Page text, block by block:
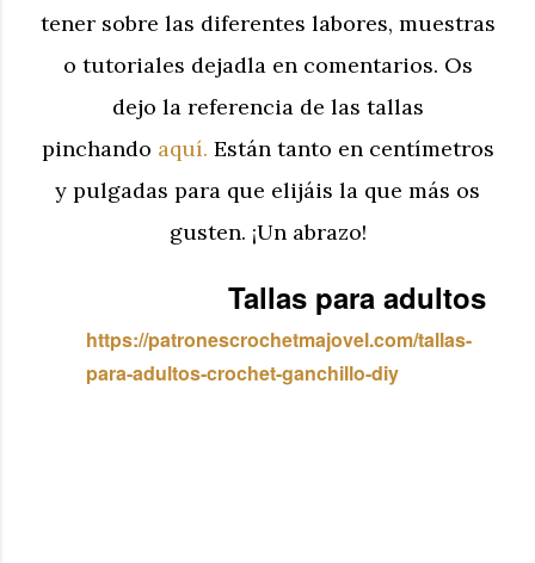
tener sobre las diferentes labores, muestras
o tutoriales dejadla en comentarios. Os
dejo la referencia de las tallas
pinchando aquí. Están tanto en centímetros
y pulgadas para que elijáis la que más os
gusten. ¡Un abrazo!
Tallas para adultos
https://patronescrochetmajovel.com/tallas-
para-adultos-crochet-ganchillo-diy